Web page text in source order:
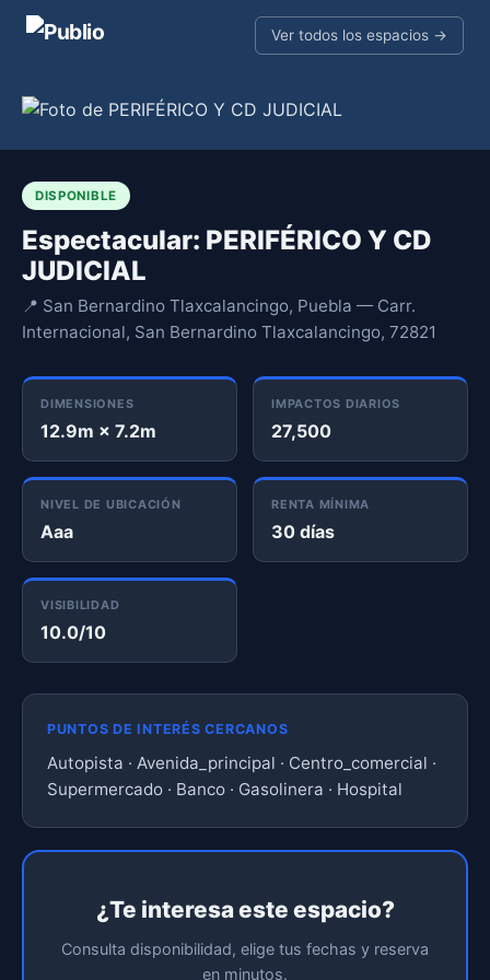
Ver todos los espacios →
DISPONIBLE
Espectacular: PERIFÉRICO Y CD
JUDICIAL
📍 San Bernardino Tlaxcalancingo, Puebla — Carr.
Internacional, San Bernardino Tlaxcalancingo, 72821
DIMENSIONES
12.9m × 7.2m
IMPACTOS DIARIOS
27,500
NIVEL DE UBICACIÓN
Aaa
RENTA MÍNIMA
30 días
VISIBILIDAD
10.0/10
PUNTOS DE INTERÉS CERCANOS
Autopista · Avenida_principal · Centro_comercial ·
Supermercado · Banco · Gasolinera · Hospital
¿Te interesa este espacio?
Consulta disponibilidad, elige tus fechas y reserva
en minutos.